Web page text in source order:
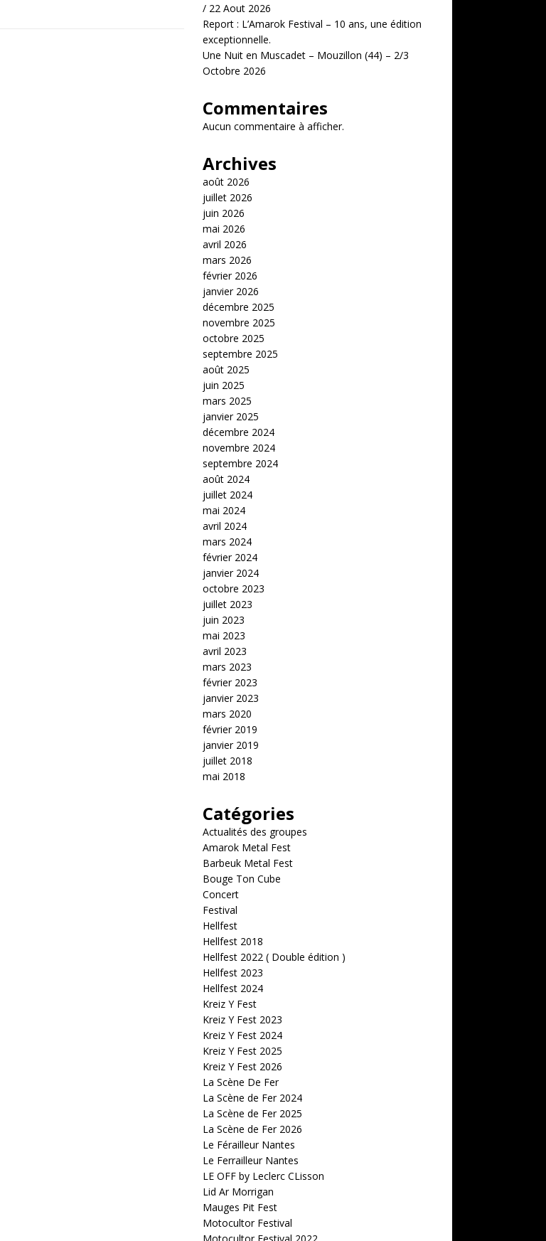
/ 22 Aout 2026
Report : L’Amarok Festival – 10 ans, une édition
exceptionnelle.
Une Nuit en Muscadet – Mouzillon (44) – 2/3
Octobre 2026
Commentaires
Aucun commentaire à afficher.
Archives
août 2026
juillet 2026
juin 2026
mai 2026
avril 2026
mars 2026
février 2026
janvier 2026
décembre 2025
novembre 2025
octobre 2025
septembre 2025
août 2025
juin 2025
mars 2025
janvier 2025
décembre 2024
novembre 2024
septembre 2024
août 2024
juillet 2024
mai 2024
avril 2024
mars 2024
février 2024
janvier 2024
octobre 2023
juillet 2023
juin 2023
mai 2023
avril 2023
mars 2023
février 2023
janvier 2023
mars 2020
février 2019
janvier 2019
juillet 2018
mai 2018
Catégories
Actualités des groupes
Amarok Metal Fest
Barbeuk Metal Fest
Bouge Ton Cube
Concert
Festival
Hellfest
Hellfest 2018
Hellfest 2022 ( Double édition )
Hellfest 2023
Hellfest 2024
Kreiz Y Fest
Kreiz Y Fest 2023
Kreiz Y Fest 2024
Kreiz Y Fest 2025
Kreiz Y Fest 2026
La Scène De Fer
La Scène de Fer 2024
La Scène de Fer 2025
La Scène de Fer 2026
Le Férailleur Nantes
Le Ferrailleur Nantes
LE OFF by Leclerc CLisson
Lid Ar Morrigan
Mauges Pit Fest
Motocultor Festival